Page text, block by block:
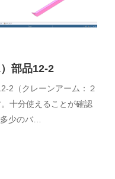
部品12-2
2（クレーンアーム：２
十分使えることが確認
少のバ…